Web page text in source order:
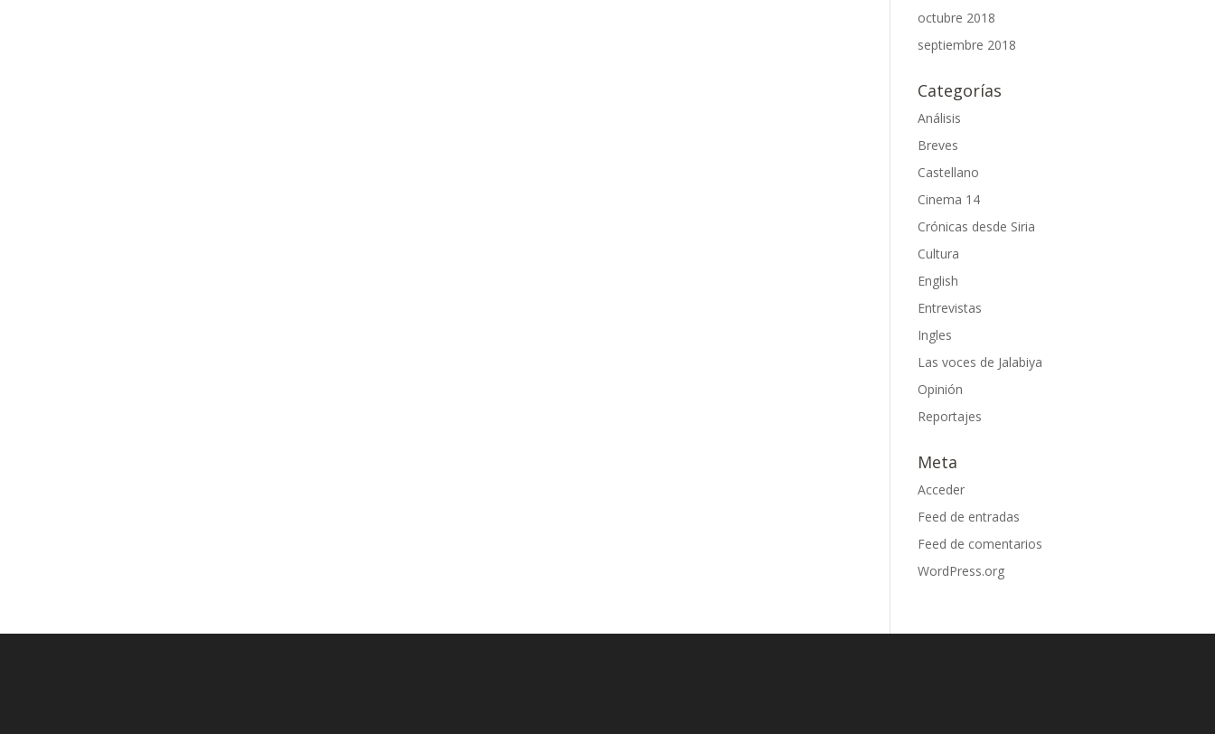
octubre 2018
septiembre 2018
Categorías
Análisis
Breves
Castellano
Cinema 14
Crónicas desde Siria
Cultura
English
Entrevistas
Ingles
Las voces de Jalabiya
Opinión
Reportajes
Meta
Acceder
Feed de entradas
Feed de comentarios
WordPress.org